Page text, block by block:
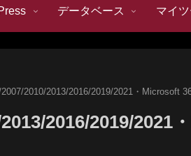
データベース マイ
2010/2013/2016/2019/2021・Microsoft
2016/2019/2021